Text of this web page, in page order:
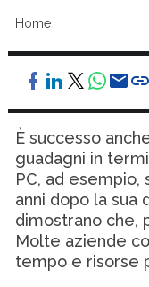
Home
È successo
guadagni in
PC, ad esempio,
anni dopo la sua
dimostrano che,
Molte aziende
tempo e risorse